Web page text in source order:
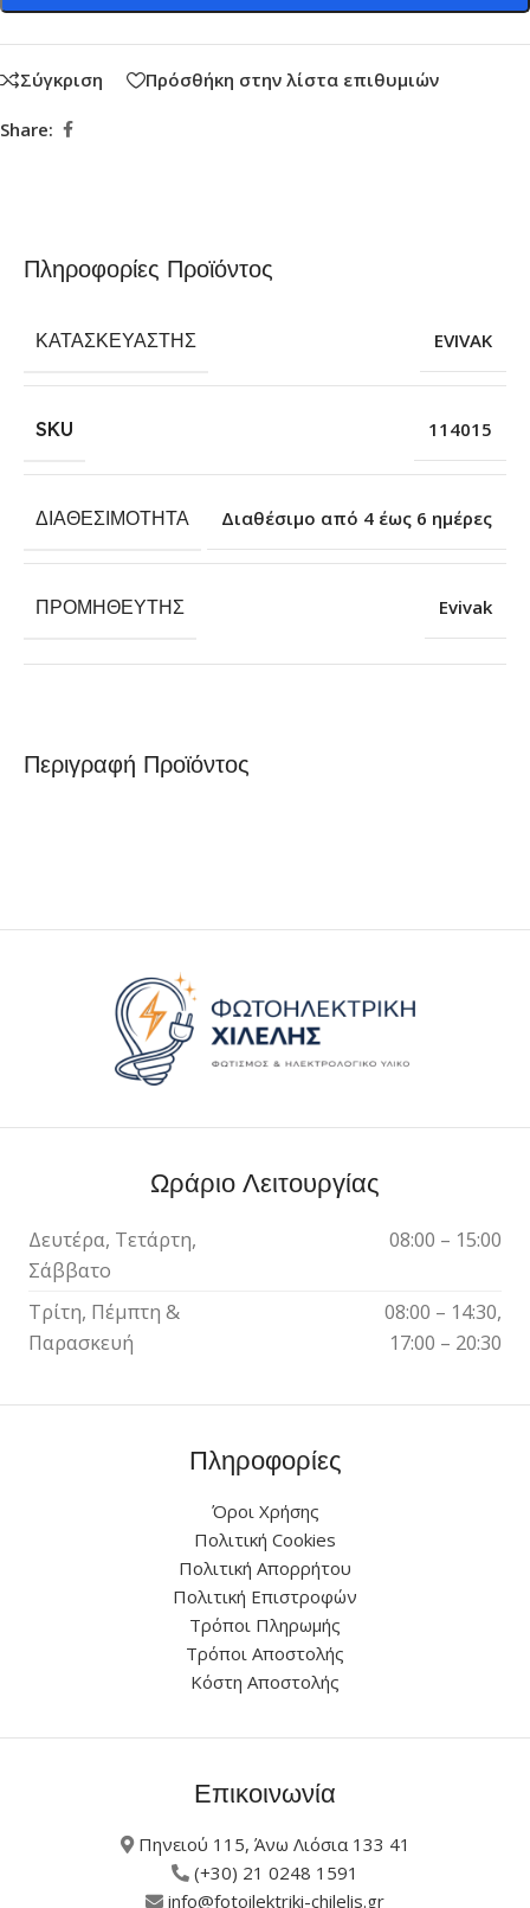
Σύγκριση Πρόσθήκη στην λίστα επιθυμιών
Share:
Περιγραφή Προϊόντος
Πληροφορίες Προϊόντος
ΚΑΤΑΣΚΕΥΑΣΤΉΣ EVIVAK
SKU 114015
ΔΙΑΘΕΣΙΜΌΤΗΤΑ Διαθέσιμο από 4 έως 6 ημέρες
ΠΡΟΜΗΘΕΥΤΉΣ Evivak
Ωράριο Λειτουργίας
Δευτέρα, Τετάρτη,
Σάββατο
08:00 – 15:00
Τρίτη, Πέμπτη &
Παρασκευή
08:00 – 14:30,
17:00 – 20:30
Πληροφορίες
Όροι Χρήσης
Πολιτική Cookies
Πολιτική Απορρήτου
Πολιτική Επιστροφών
Τρόποι Πληρωμής
Τρόποι Αποστολής
Κόστη Αποστολής
Επικοινωνία
Πηνειού 115, Άνω Λιόσια 133 41
(+30) 21 0248 1591
info@fotoilektriki-chilelis.gr